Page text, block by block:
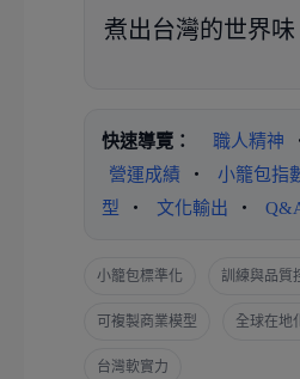
煮出台灣的世界味
快速導覽： 職人精神
營運成績
・ 小籠包指
型
・ 文化輸出 ・
小籠包標準化 訓練與品質
可複製商業模型 全球在地
台灣軟實力